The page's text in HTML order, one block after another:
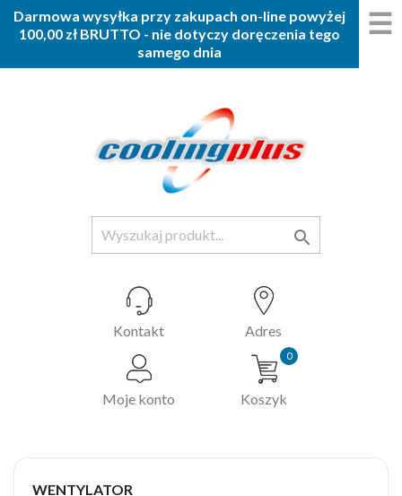
Darmowa wysyłka przy zakupach on-line powyżej
100,00 zł BRUTTO - nie dotyczy doręczenia tego
samego dnia

☰
Kontakt Adres
Moje konto
0
Koszyk
WENTYLATOR